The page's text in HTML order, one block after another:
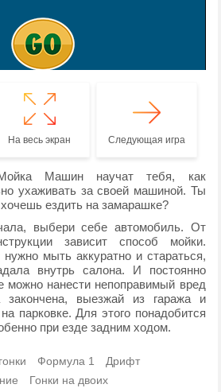
На весь экран Следующая игра
Машин научат тебя, как
ухаживать за своей машиной. Ты
ездить на замарашке?
выбери себе автомобиль. От
зависит способ мойки.
мыть аккуратно и стараться,
внутрь салона. И постоянно
можно нанести непоправимый вред
закончена, выезжай из гаража и
парковке. Для этого понадобится
при езде задним ходом.
Формула 1
Дрифт
Гонки на двоих